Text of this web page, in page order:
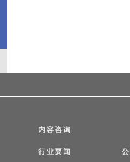
内容咨询
行业要闻